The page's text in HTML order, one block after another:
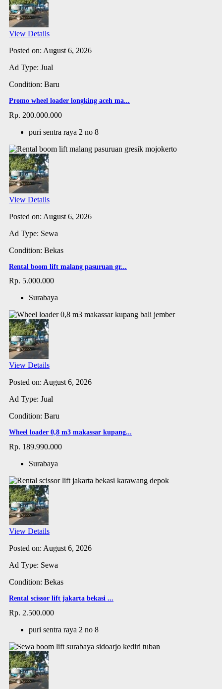
View Details
Posted on: August 6, 2026
Ad Type: Jual
Condition: Baru
Promo wheel loader longking aceh ma...
Rp. 200.000.000
puri sentra raya 2 no 8
View Details
Posted on: August 6, 2026
Ad Type: Sewa
Condition: Bekas
Rental boom lift malang pasuruan gr...
Rp. 5.000.000
Surabaya
View Details
Posted on: August 6, 2026
Ad Type: Jual
Condition: Baru
Wheel loader 0,8 m3 makassar kupang...
Rp. 189.990.000
Surabaya
View Details
Posted on: August 6, 2026
Ad Type: Sewa
Condition: Bekas
Rental scissor lift jakarta bekasi ...
Rp. 2.500.000
puri sentra raya 2 no 8